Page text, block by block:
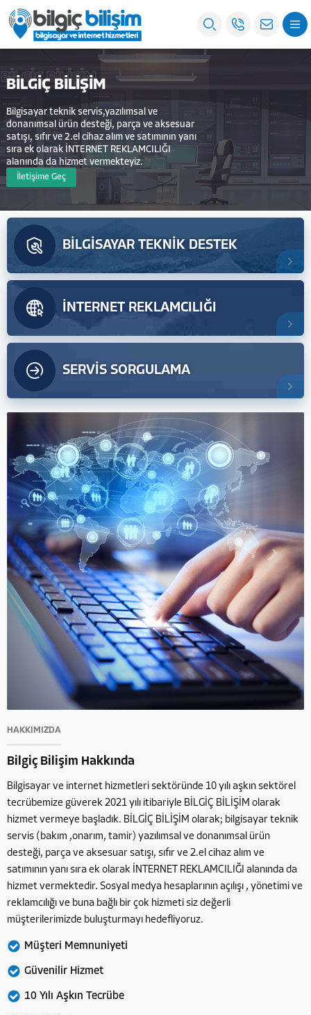
BİLGİÇ BİLİŞİM
BİLGİÇ BİLİŞİM
Bilgisayar teknik servis,yazılımsal ve
donanımsal ürün desteği, parça ve aksesuar
satışı, sıfır ve 2.el cihaz alım ve satımının yanı
sıra ek olarak İNTERNET REKLAMCILIĞI
alanında da hizmet vermekteyiz.
İletişime Geç
BİLGİSAYAR TEKNİK DESTEK
İNTERNET REKLAMCILIĞI
SERVİS SORGULAMA
HAKKIMIZDA
Bilgiç Bilişim Hakkında
Bilgisayar ve internet hizmetleri sektöründe 10 yılı aşkın sektörel
tecrübemize güverek 2021 yılı itibariyle BİLGİÇ BİLİŞİM olarak
hizmet vermeye başladık. BİLGİÇ BİLİŞİM olarak; bilgisayar teknik
servis (bakım ,onarım, tamir) yazılımsal ve donanımsal ürün
desteği, parça ve aksesuar satışı, sıfır ve 2.el cihaz alım ve
satımının yanı sıra ek olarak İNTERNET REKLAMCILIĞI alanında da
hizmet vermektedir. Sosyal medya hesaplarının açılışı , yönetimi ve
reklamcılığı ve buna bağlı bir çok hizmeti siz değerli
müşterilerimizde buluşturmayı hedefliyoruz.
Müşteri Memnuniyeti
Güvenilir Hizmet
10 Yılı Aşkın Tecrübe